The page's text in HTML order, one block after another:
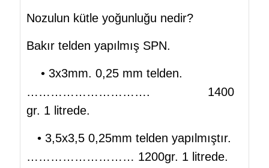
Nozulun kütle yoğunluğu nedir?
Bakır telden yapılmış SPN.
• 3x3mm. 0,25 mm telden.
…………………………. 1400
gr. 1 litrede.
• 3,5x3,5 0,25mm telden yapılmıştır.
……………………… 1200gr. 1 litrede.